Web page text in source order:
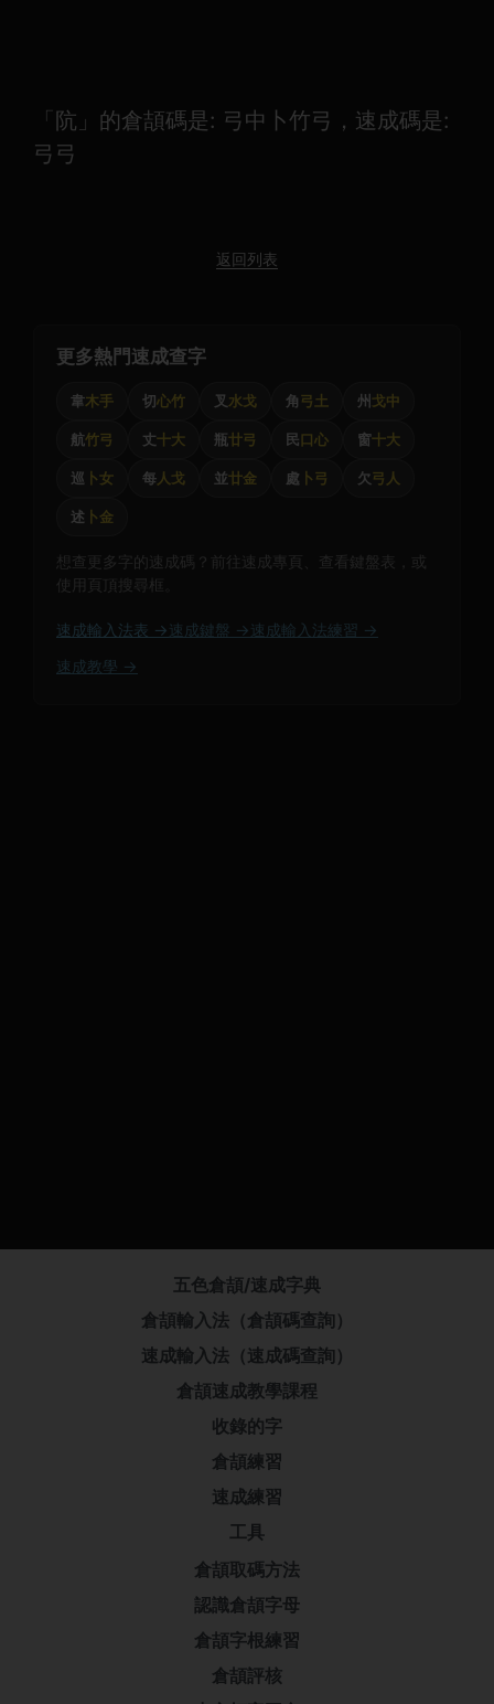
「阬」的倉頡碼是: 弓中卜竹弓，速成碼是:
弓弓
返回列表
更多熱門速成查字
韋木手 切心竹 叉 水戈 角弓土 州 戈中
航竹弓 丈十大 瓶廿弓 民口心 窗十大
巡 卜女 每人戈 並廿金 處 卜弓 欠弓人
述 卜金
想查更多字的速成碼？前往速成專頁、查看鍵盤表，或
使用頁頂搜尋框。
速成輸入法表 → 速成鍵盤 → 速成輸入法練習 →
速成教學 →
五色倉頡/速成字典
倉頡輸入法（倉頡碼查詢）
速成輸入法（速成碼查詢）
倉頡速成教學課程
收錄的字
倉頡練習
速成練習
工具
倉頡取碼方法
認識倉頡字母
倉頡字根練習
倉頡評核